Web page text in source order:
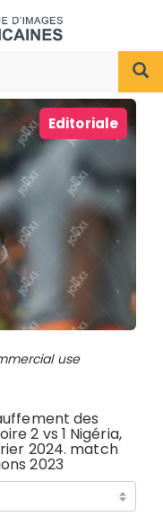
Editoriale
use
des
2 vs 1 Nigéria,
2024. match
2023